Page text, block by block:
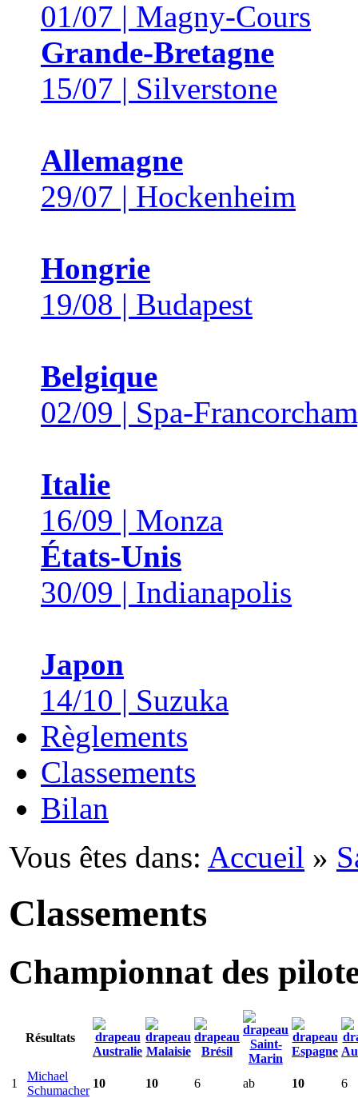
01/07 | Magny-Cours
Grande-Bretagne
15/07 | Silverstone
Allemagne
29/07 | Hockenheim
Hongrie
19/08 | Budapest
Belgique
02/09 | Spa-
Italie
16/09 | Monza
États-Unis
30/09 | Indianapolis
Japon
14/10 | Suzuka
Règlements
Classements
Bilan
Vous êtes dans: Accueil »
Classements
Championnat des
Résultats
1
Michael
Schumacher
10 10 6 ab 10 6